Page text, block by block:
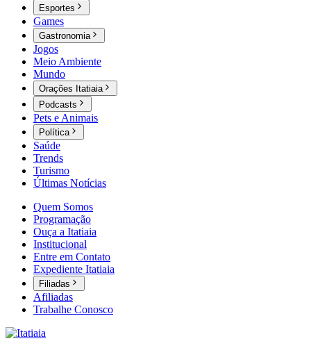
Esportes
Games
Gastronomia
Jogos
Meio Ambiente
Mundo
Orações Itatiaia
Podcasts
Pets e Animais
Política
Saúde
Trends
Turismo
Últimas Notícias
Quem Somos
Programação
Ouça a Itatiaia
Institucional
Entre em Contato
Expediente Itatiaia
Filiadas
Afiliadas
Trabalhe Conosco